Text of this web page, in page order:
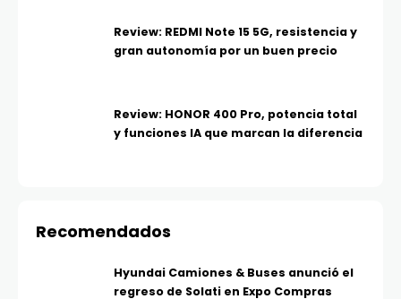
Review: REDMI Note 15 5G, resistencia y
gran autonomía por un buen precio
Review: HONOR 400 Pro, potencia total
y funciones IA que marcan la diferencia
Recomendados
Hyundai Camiones & Buses anunció el
regreso de Solati en Expo Compras